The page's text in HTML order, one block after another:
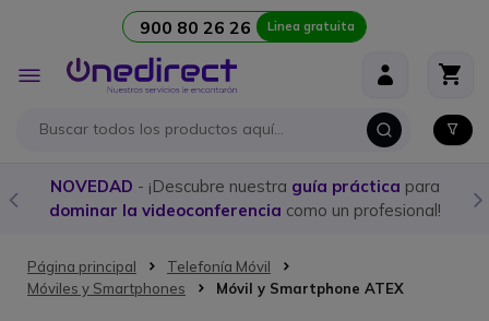
900 80 26 26 Linea gratuita
Toggle
Nav
NOVEDAD - ¡Descubre nuestra guía práctica para
dominar la videoconferencia como un profesional!
Página principal
Telefonía Móvil
Móviles y Smartphones
Móvil y Smartphone ATEX